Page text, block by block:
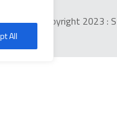
All
Copyright 2023 :